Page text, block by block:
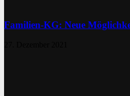
Familien-KG: Neue